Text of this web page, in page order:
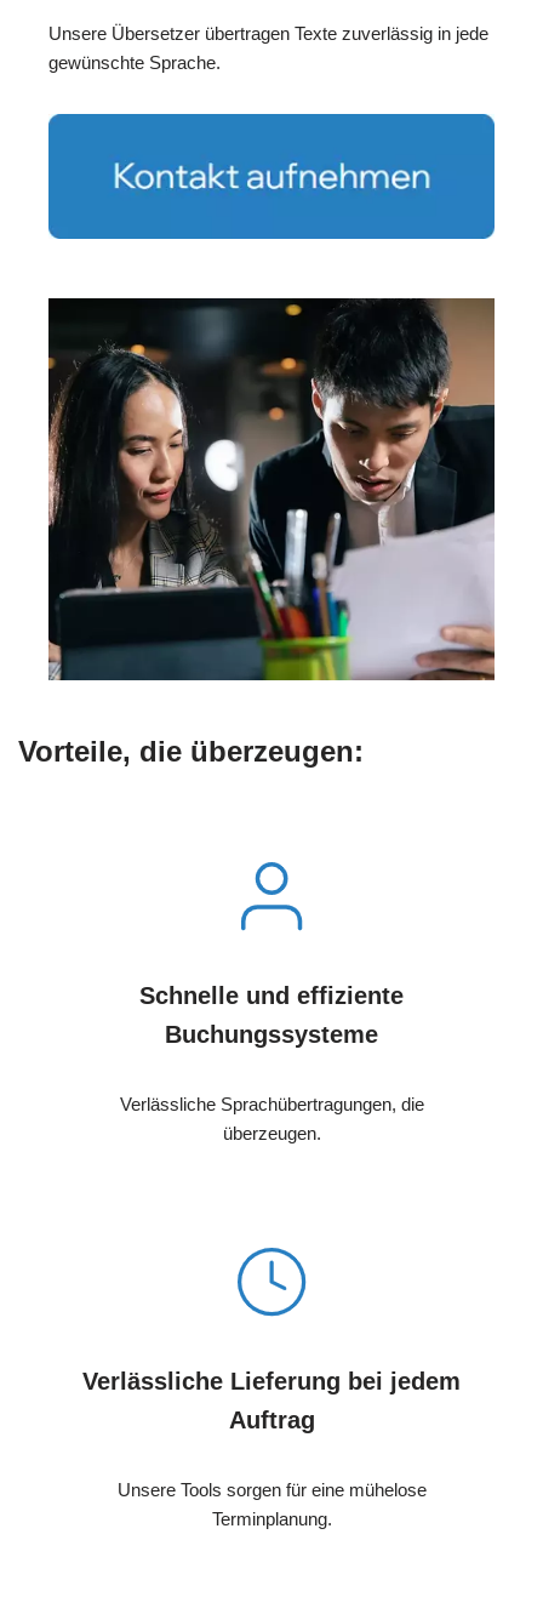
Unsere Übersetzer übertragen Texte zuverlässig in jede
gewünschte Sprache.
Vorteile, die überzeugen:
Schnelle und effiziente
Buchungssysteme
Verlässliche Sprachübertragungen, die
überzeugen.
Verlässliche Lieferung bei jedem
Auftrag
Unsere Tools sorgen für eine mühelose
Terminplanung.